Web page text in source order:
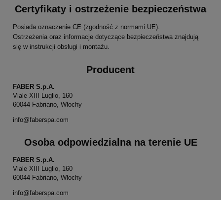
Certyfikaty i ostrzeżenie bezpieczeństwa
Posiada oznaczenie CE (zgodność z normami UE).
Ostrzeżenia oraz informacje dotyczące bezpieczeństwa znajdują
się w instrukcji obsługi i montażu.
Producent
FABER S.p.A.
Viale XIII Luglio, 160
60044 Fabriano, Włochy
info@faberspa.com
Osoba odpowiedzialna na terenie UE
FABER S.p.A.
Viale XIII Luglio, 160
60044 Fabriano, Włochy
info@faberspa.com